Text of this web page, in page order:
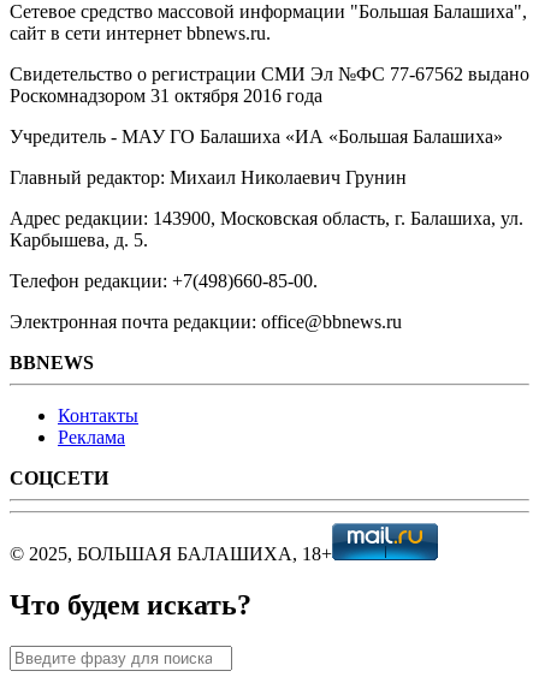
Сетевое средство массовой информации "Большая Балашиха",
сайт в сети интернет bbnews.ru.
Свидетельство о регистрации СМИ Эл №ФС ‎77-67562 выдано
Роскомнадзором 31 октября 2016 года
Учредитель - МАУ ГО Балашиха «ИА «Большая Балашиха»
Главный редактор: Михаил Николаевич Грунин
Адрес редакции: 143900, Московская область, г. Балашиха, ул.
Карбышева, д. 5.
Телефон редакции: +7(498)660-85-00.
Электронная почта редакции: office@bbnews.ru
BBNEWS
Контакты
Реклама
СОЦСЕТИ
© 2025, БОЛЬШАЯ БАЛАШИХА, 18+
Что будем искать?